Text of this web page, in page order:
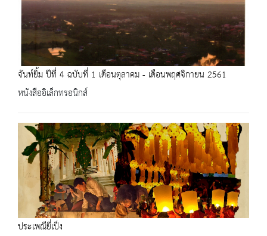
จันท์ยิ้ม ปีที่ 4 ฉบับที่ 1 เดือนตุลาคม - เดือนพฤศจิกายน 2561
หนังสืออิเล็กทรอนิกส์
ประเพณียี่เป็ง